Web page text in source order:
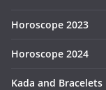
Horoscope 2023
Horoscope 2024
Kada and Bracelets